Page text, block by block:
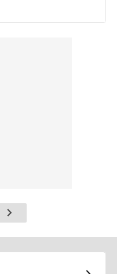
Pagina
successiva